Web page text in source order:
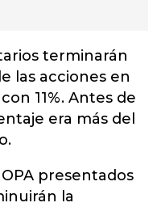
terminarán
las acciones en
11%. Antes de
era más del
presentados
la